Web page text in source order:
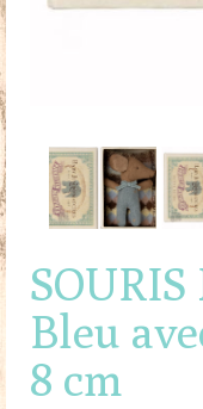
Bleu
8 cm